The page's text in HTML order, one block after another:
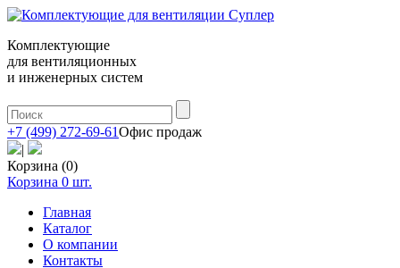
Комплектующие
для вентиляционных
и инженерных систем
+7 (499) 272-69-61Офис продаж
|
Корзина (0)
Корзина 0 шт.
Главная
Каталог
О компании
Контакты